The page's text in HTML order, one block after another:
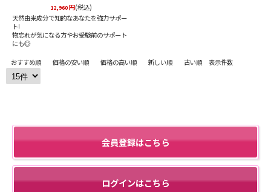
12,960円(税込)
天然由来成分で知的なあなたを強力サポー
ト!
物忘れが気になる方やお受験前のサポート
にも◎
おすすめ順 価格の安い順 価格の高い順 新しい順 古い順 表示件数
会員登録はこちら
ログインはこちら